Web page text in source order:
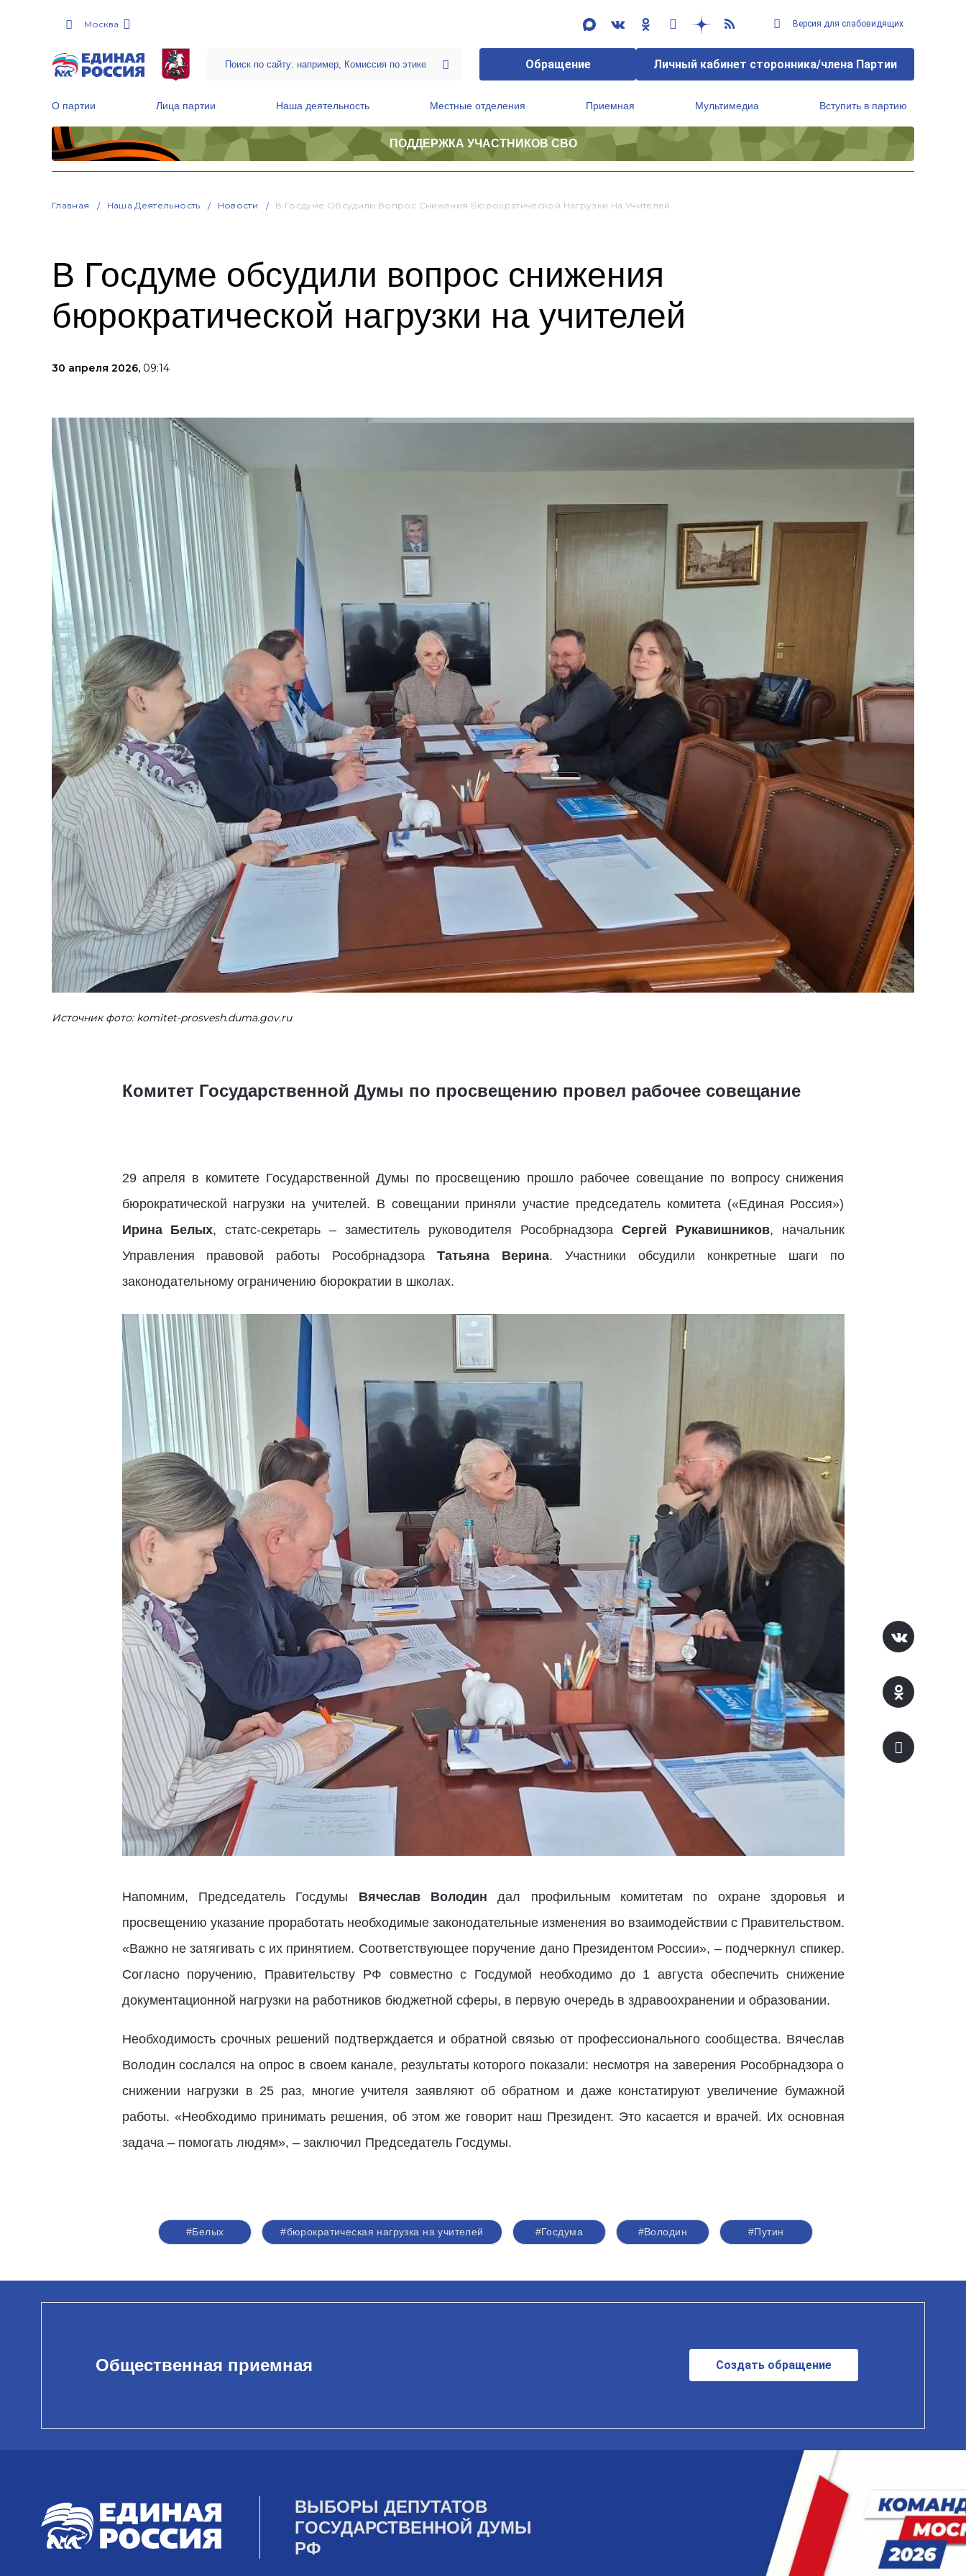
Москва Версия для слабовидящих
Обращение Личный кабинет сторонника/члена Партии
О партии Лица партии Наша деятельность Местные отделения Приемная Мультимедиа Вступить в партию
ПОДДЕРЖКА УЧАСТНИКОВ СВО
Главная Наша Деятельность Новости В Госдуме Обсудили Вопрос Снижения Бюрократической Нагрузки На Учителей
В Госдуме обсудили вопрос снижения
бюрократической нагрузки на учителей
30 апреля 2026, 09:14
Источник фото: komitet-prosvesh.duma.gov.ru
Комитет Государственной Думы по просвещению провел рабочее совещание
29 апреля в комитете Государственной Думы по просвещению прошло рабочее совещание по вопросу снижения
бюрократической нагрузки на учителей. В совещании приняли участие председатель комитета («Единая Россия»)
Ирина Белых, статс-секретарь – заместитель руководителя Рособрнадзора Сергей Рукавишников, начальник
Управления правовой работы РособрнадзораТатьяна Верина. Участники обсудили конкретные шаги по
законодательному ограничению бюрократии в школах.
Напомним, Председатель Госдумы Вячеслав Володин дал профильным комитетам по охране здоровья и
просвещению указание проработать необходимые законодательные изменения во взаимодействии с Правительством.
«Важно не затягивать с их принятием. Соответствующее поручение дано Президентом России», – подчеркнул спикер.
Согласно поручению, Правительству РФ совместно с Госдумой необходимо до 1 августа обеспечить снижение
документационной нагрузки на работников бюджетной сферы, в первую очередь в здравоохранении и образовании.
Необходимость срочных решений подтверждается и обратной связью от профессионального сообщества. Вячеслав
Володин сослался на опрос в своем канале, результаты которого показали: несмотря на заверения Рособрнадзора о
снижении нагрузки в 25 раз, многие учителя заявляют об обратном и даже констатируют увеличение бумажной
работы. «Необходимо принимать решения, об этом же говорит наш Президент. Это касается и врачей. Их основная
задача – помогать людям», – заключил Председатель Госдумы.
#Белых #бюрократическая нагрузка на учителей #Госдума #Володин #Путин
Общественная приемная Создать обращение
ВЫБОРЫ ДЕПУТАТОВ
ГОСУДАРСТВЕННОЙ ДУМЫ
РФ